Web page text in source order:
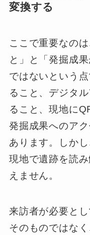
変換する
ここで重要なの
と」と「発掘成
ではないという
ること、デジタ
ること、現地に
発掘成果へのア
あります。しか
現地で遺跡を読
えません。
来訪者が必要と
そのものではな